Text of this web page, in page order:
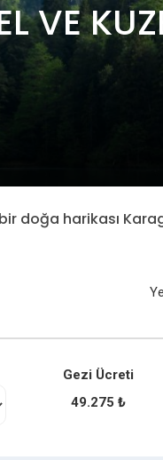
VE
doğa harikası
Gezi Ücreti
49.275 ₺